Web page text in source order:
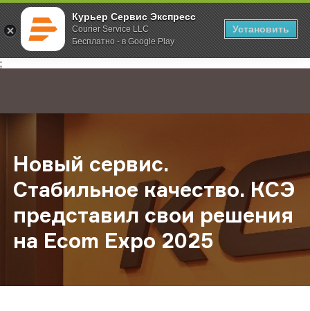
Курьер Сервис Экспресс
Courier Service LLC
Бесплатно - в Google Play
Установить
;
Главная О компании Новости Новый сервис. Стабильное
Новый сервис.
Стабильное качество. КСЭ
представил свои решения
на Ecom Expo 2025